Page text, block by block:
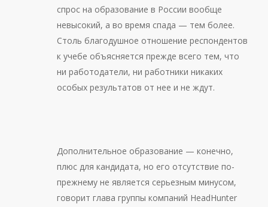
спрос на образование в России вообще
невысокий, а во время спада — тем более.
Столь благодушное отношение респондентов
к учебе объясняется прежде всего тем, что
ни работодатели, ни работники никаких
особых результатов от нее и не ждут.
Дополнительное образование — конечно,
плюс для кандидата, но его отсутствие по-
прежнему не является серьезным минусом,
говорит глава группы компаний HeadHunter